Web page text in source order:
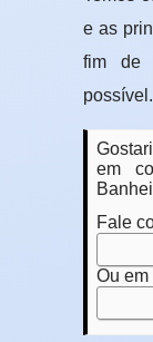
e as
fim de
possível.
em
Fale
Ou